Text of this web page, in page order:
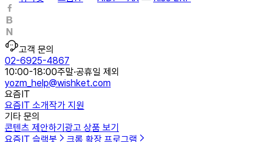
고객 문의
02-6925-4867
10:00-18:00주말·공휴일 제외
yozm_help@wishket.com
요즘IT
요즘IT 소개작가 지원
기타 문의
콘텐츠 제안하기광고 상품 보기
요즘IT 슬랙봇
크롬 확장 프로그램